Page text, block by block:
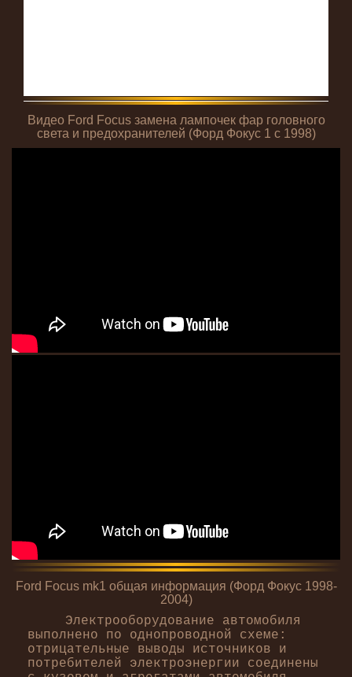
Видео Ford Focus замена лампочек фар головного
света и предохранителей (Форд Фокус 1 с 1998)
Ford Focus mk1 общая информация (Форд Фокус 1998-
2004)
Электрооборудование автомобиля
выполнено по однопроводной схеме:
отрицательные выводы источников и
потребителей электроэнергии соединены